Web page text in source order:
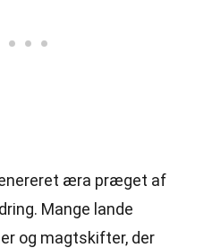
æra præget af
Mange lande
og magtskifter, der